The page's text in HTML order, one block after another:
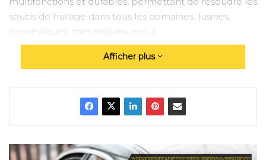
soucis de huilage dans tous les domaines. (usines,
domestiques, mécaniques, etc…)
Avec près de cinq cents employés présents aux 4
populaire aussi bien dévouée auprès des
professionnels que des particuliers.
Quels sont les produits
Afficher plus